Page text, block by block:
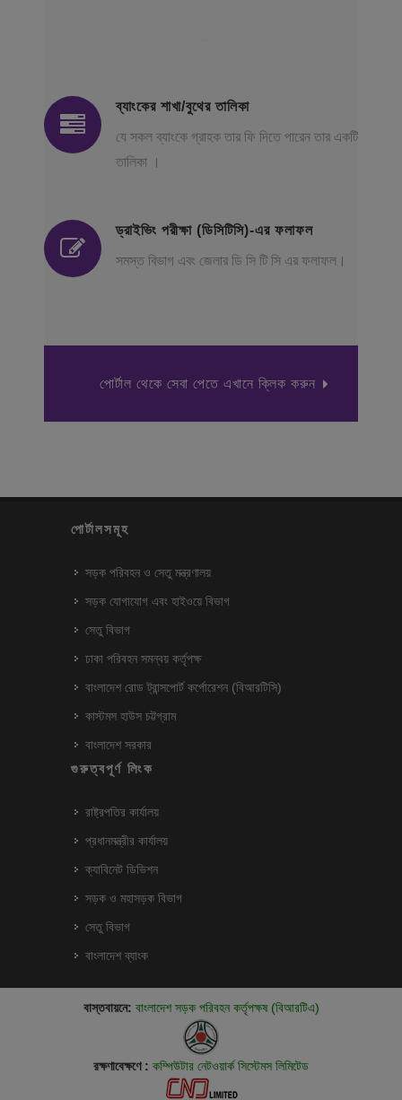
ব্যাংকের শাখা/বুথের তালিকা
যে সকল ব্যাংকে গ্রাহক তার ফি দিতে পারেন তার একটি
তালিকা ।
ড্রাইভিং পরীক্ষা (ডিসিটিসি)-এর ফলাফল
সমস্ত বিভাগ এবং জেলার ডি সি টি সি এর ফলাফল।
পোর্টাল থেকে সেবা পেতে এখানে ক্লিক করুন
পোর্টালসমূহ
সড়ক পরিবহন ও সেতু মন্ত্রণালয়
সড়ক যোগাযোগ এবং হাইওয়ে বিভাগ
সেতু বিভাগ
ঢাকা পরিবহন সমন্বয় কর্তৃপক্ষ
বাংলাদেশ রোড ট্রান্সপোর্ট কর্পোরেশন (বিআরটিসি)
কাস্টমস হাউস চট্টগ্রাম
বাংলাদেশ সরকার
গুরুত্বপূর্ণ লিংক
রাষ্ট্রপতির কার্যালয়
প্রধানমন্ত্রীর কার্যালয়
ক্যাবিনেট ডিভিশন
সড়ক ও মহাসড়ক বিভাগ
সেতু বিভাগ
বাংলাদেশ ব্যাংক
বাস্তবায়নে: বাংলাদেশ সড়ক পরিবহন কর্তৃপক্ষ (বিআরটিএ)
রক্ষণাবেক্ষণে : কম্পিউটার নেটওয়ার্ক সিস্টেমস লিমিটেড